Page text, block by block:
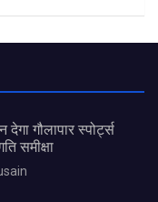
गौलापार स्पोर्ट्स
समीक्षा